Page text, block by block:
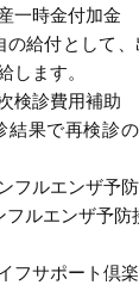
一時金付加金
の給付として
します。
検診費用補助
結果で再検診
フルエンザ予
フルエンザ予防
フサポート倶楽